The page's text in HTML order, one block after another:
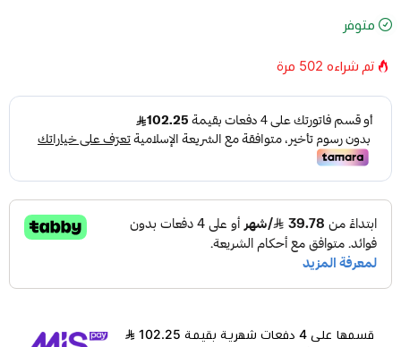
متوفر
تم شراءه 502 مرة
قسمها على 4 دفعات شهرية بقيمة 102.25